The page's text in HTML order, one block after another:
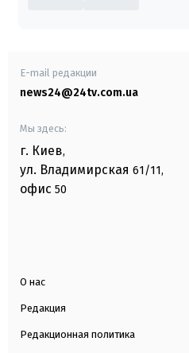
E-mail редакции
news24@24tv.com.ua
Мы здесь:
г. Киев,
ул. Владимирская 61/11,
офис 50
О нас
Редакция
Редакционная политика